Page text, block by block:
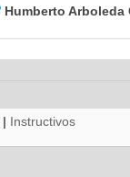
Humberto Arboleda
| Instructivos